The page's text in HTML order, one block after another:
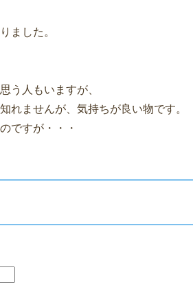
ました。
う人もいますが、
れませんが、気持ちが良い物です。
ですが・・・